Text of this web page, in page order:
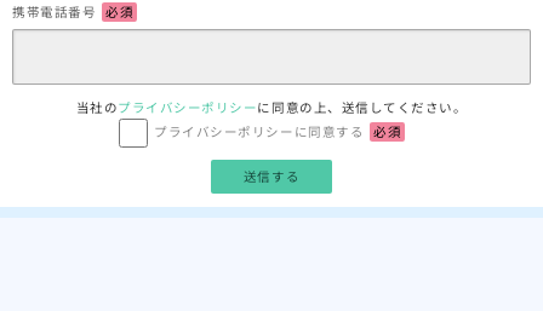
携帯電話番号 必須
当社のプライバシーポリシーに同意の上、送信してください。
プライバシーポリシーに同意する
必須